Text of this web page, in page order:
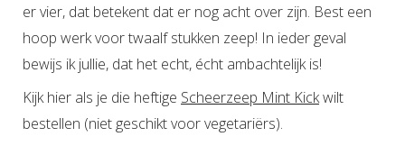
er vier, dat betekent dat er nog acht over zijn. Best een
hoop werk voor twaalf stukken zeep! In ieder geval
bewijs ik jullie, dat het echt, écht ambachtelijk is!
Kijk hier als je die heftige Scheerzeep Mint Kickwilt
bestellen (niet geschikt voor vegetariërs).